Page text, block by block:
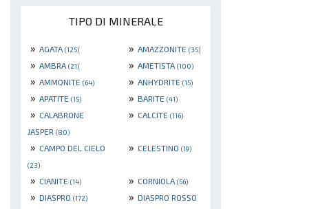
TIPO DI MINERALE
» AGATA (125) » AMAZZONITE (35)
» AMBRA (21) » AMETISTA (100)
» AMMONITE (64) » ANHYDRITE (15)
» APATITE (15) » BARITE (41)
» CALABRONE
JASPER (80)
» CALCITE (116)
» CAMPO DEL CIELO
(23)
» CELESTINO (19)
» CIANITE (14) » CORNIOLA (56)
» DIASPRO (172) » DIASPRO ROSSO